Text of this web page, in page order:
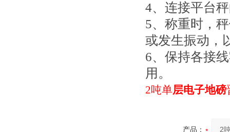
4、连接平台
5、称重时，
或发生振动，
6、保持各接
用。
2吨单层电子地磅
产品：